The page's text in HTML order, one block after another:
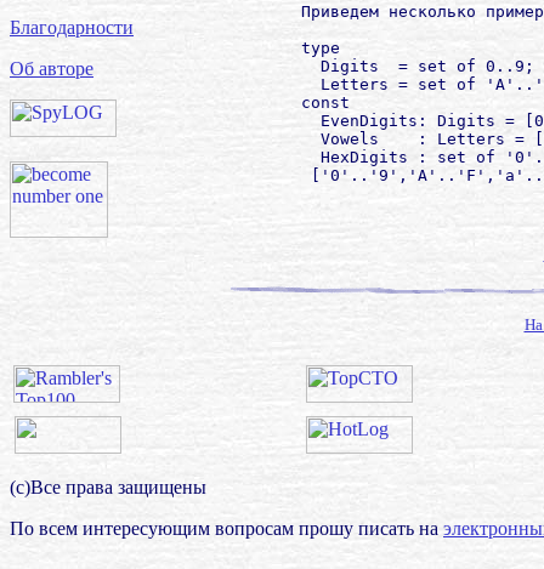
Благодарности
Об авторе
Приведем несколько
             type
               Digits  = set of 0..9;
Letters = set of
             const
EvenDigits: Digits =
Vowels    : Letters =
HexDigits : set of
(с)Все права защищены
По всем интересующим вопросам прошу писать на